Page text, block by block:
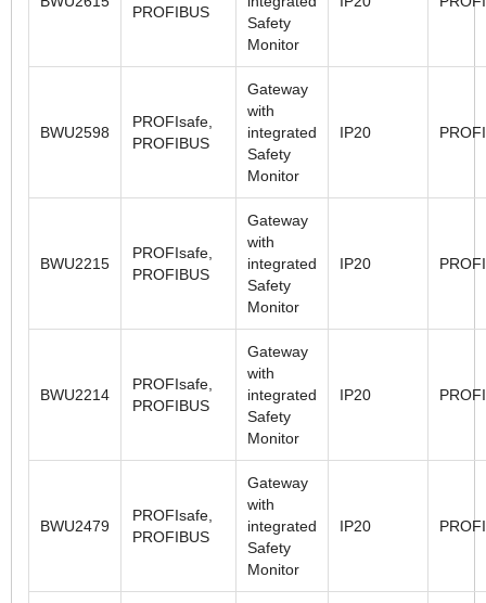
PROFIBUS
Safety
Monitor
BWU2598
PROFIsafe,
PROFIBUS
Gateway
with
integrated
Safety
Monitor
IP20
BWU2215
PROFIsafe,
PROFIBUS
Gateway
with
integrated
Safety
Monitor
IP20
BWU2214
PROFIsafe,
PROFIBUS
Gateway
with
integrated
Safety
Monitor
IP20
BWU2479
PROFIsafe,
PROFIBUS
Gateway
with
integrated
Safety
Monitor
IP20